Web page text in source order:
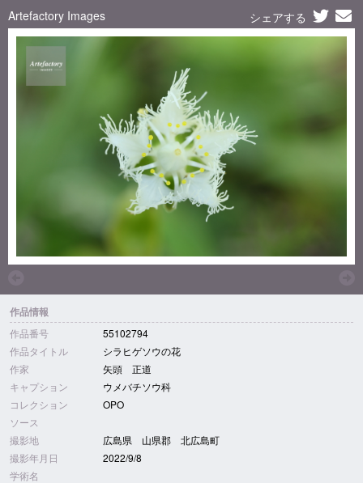
Artefactory Images シェアする
作品情報
作品番号
55102794
作品タイトル
シラヒゲソウの花
作家
矢頭 正道
キャプション
ウメバチソウ科
コレクション
OPO
ソース
撮影地
広島県 山県郡 北広島町
撮影年月日
2022/9/8
学術名